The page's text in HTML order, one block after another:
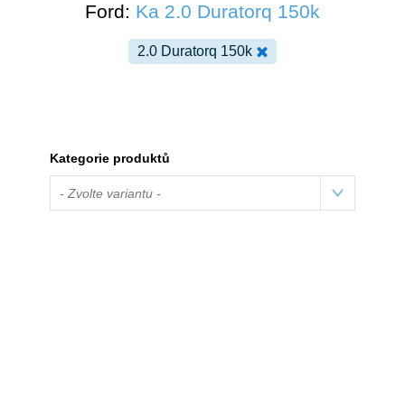
Ford: Ka 2.0 Duratorq 150k
2.0 Duratorq 150k
Kategorie produktů
- Zvolte variantu -